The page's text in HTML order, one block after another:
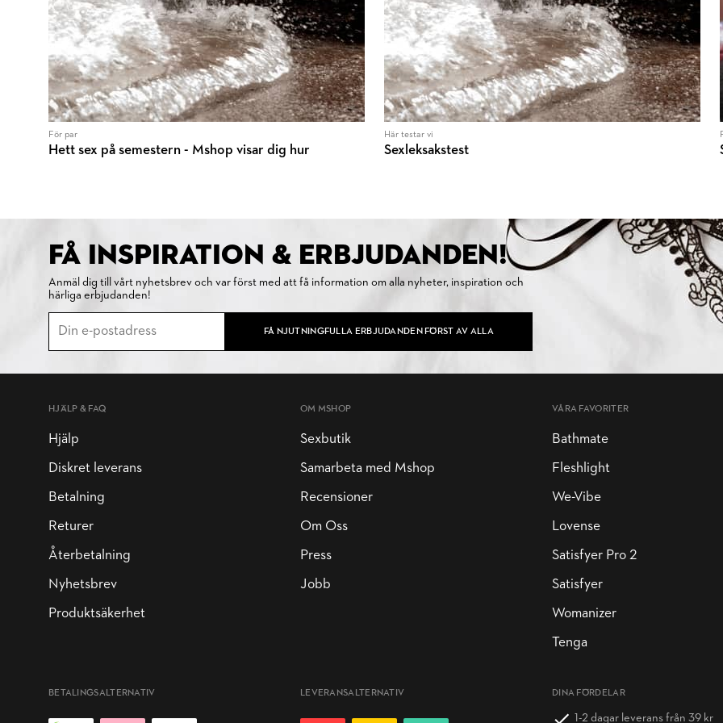
För par
Hett sex på semestern - Mshop visar dig hur
Här testar vi
Sexleksakstest
FÅ INSPIRATION & ERBJUDANDEN!
Anmäl dig till vårt nyhetsbrev och var först med att få information om alla nyheter, inspiration och
härliga erbjudanden!
FÅ NJUTNINGFULLA ERBJUDANDEN FÖRST AV ALLA
HJÄLP & FAQ
Hjälp
Diskret leverans
Betalning
Returer
Återbetalning
Nyhetsbrev
Produktsäkerhet
OM MSHOP
Sexbutik
Samarbeta med Mshop
Recensioner
Om Oss
Press
Jobb
VÅRA FAVORITER
Bathmate
Fleshlight
We-Vibe
Lovense
Satisfyer Pro 2
Satisfyer
Womanizer
Tenga
DINA FÖRDELAR
1-2 dagar leverans från 39 kr
BETALINGSALTERNATIV LEVERANSALTERNATIV